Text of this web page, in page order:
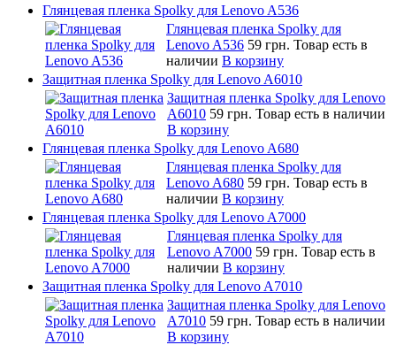
Глянцевая пленка Spolky для Lenovo A536
Глянцевая пленка Spolky для
Lenovo A536 59 грн. Товар есть в
наличии В корзину
Защитная пленка Spolky для Lenovo A6010
Защитная пленка Spolky для Lenovo
A6010 59 грн. Товар есть в наличии
В корзину
Глянцевая пленка Spolky для Lenovo A680
Глянцевая пленка Spolky для
Lenovo A680 59 грн. Товар есть в
наличии В корзину
Глянцевая пленка Spolky для Lenovo A7000
Глянцевая пленка Spolky для
Lenovo A7000 59 грн. Товар есть в
наличии В корзину
Защитная пленка Spolky для Lenovo A7010
Защитная пленка Spolky для Lenovo
A7010 59 грн. Товар есть в наличии
В корзину